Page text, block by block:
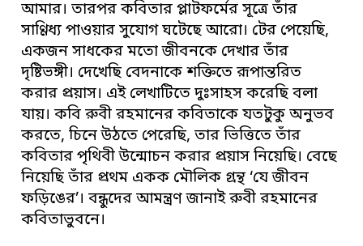
আমার। তারপর কবিতার প্লাটফর্মের সূত্রে তাঁর
সাণ্ণিধ্য পাওয়ার সুযোগ ঘটেছে আরো। টের পেয়েছি,
একজন সাধকের মতো জীবনকে দেখার তাঁর
দৃষ্টিভঙ্গী। দেখেছি বেদনাকে শক্তিতে রূপান্তরিত
করার প্রয়াস। এই লেখাটিতে দুঃসাহস করেছি বলা
যায়। কবি রুবী রহমানের কবিতাকে যতটুকু অনুভব
করতে, চিনে উঠতে পেরেছি, তার ভিত্তিতে তাঁর
কবিতার পৃথিবী উন্মোচন করার প্রয়াস নিয়েছি। বেছে
নিয়েছি তাঁর প্রথম একক মৌলিক গ্রন্থ ‘যে জীবন
ফড়িঙের’। বন্ধুদের আমন্ত্রণ জানাই রুবী রহমানের
কবিতাভুবনে।